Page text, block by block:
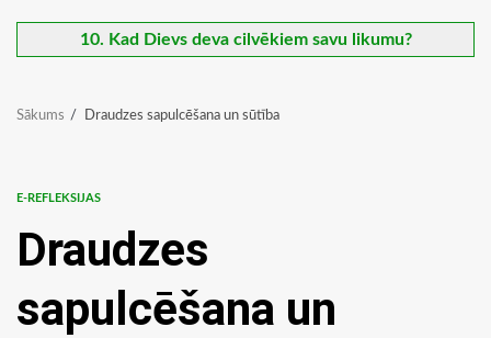
10. Kad Dievs deva cilvēkiem savu likumu?
Sākums Draudzes sapulcēšana un sūtība
E-REFLEKSIJAS
Draudzes
sapulcēšana un